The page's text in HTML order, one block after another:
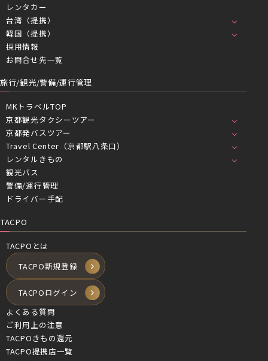
レンタカー
台湾（提携）
韓国（提携）
採用情報
お問合せ先一覧
旅行/観光/警備/運行管理
MKトラベルTOP
京都観光タクシーツアー
京都発バスツアー
Travel Center（京都駅八条口）
レンタルきもの
観光バス
警備/運行管理
ドライバー手配
TACPO
TACPOとは
TACPO新規登録
TACPOログイン
よくある質問
ご利用上の注意
TACPOきもの還元
TACPO提携店一覧